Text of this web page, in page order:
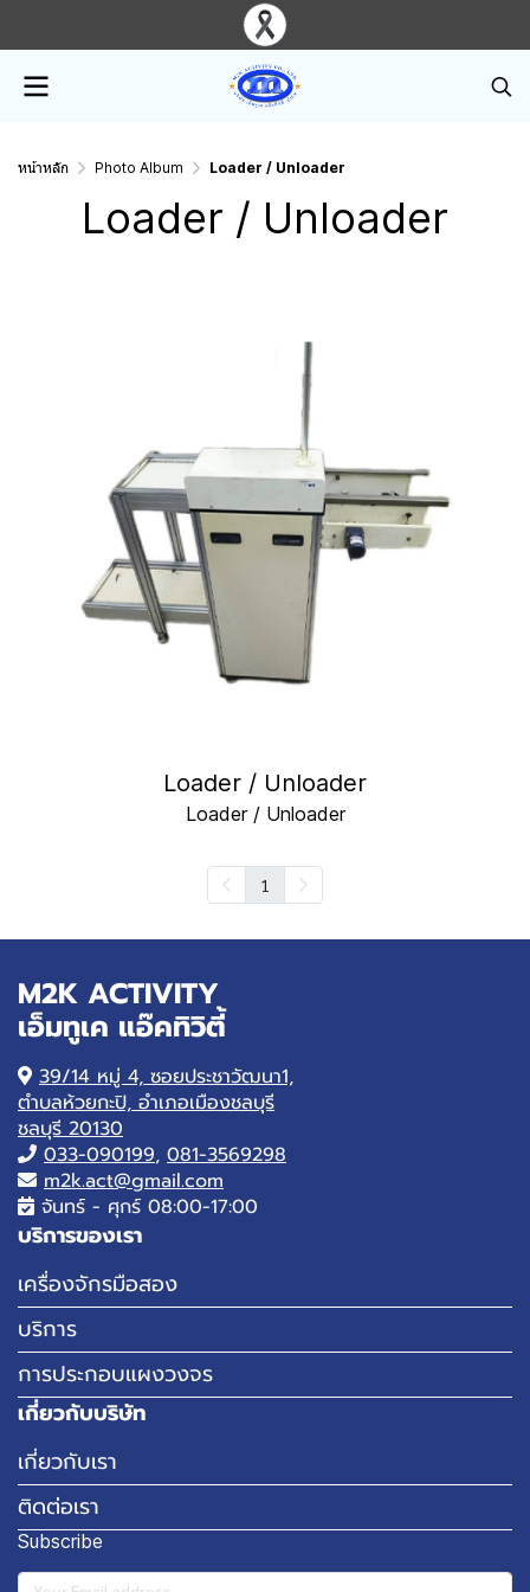
หน้าหลัก Photo Album Loader / Unloader
Loader / Unloader
Loader / Unloader
Loader / Unloader
1
M2K ACTIVITY
เอ็มทูเค แอ๊คทิวิตี้
39/14 หมู่ 4, ซอยประชาวัฒนา1,
ตำบลห้วยกะปิ, อำเภอเมืองชลบุรี
ชลบุรี 20130
033-090199, 081-3569298
m2k.act@gmail.com
จันทร์ - ศุกร์ 08:00-17:00
บริการของเรา
เครื่องจักรมือสอง
บริการ
การประกอบแผงวงจร
เกี่ยวกับบริษัท
เกี่ยวกับเรา
ติดต่อเรา
Subscribe